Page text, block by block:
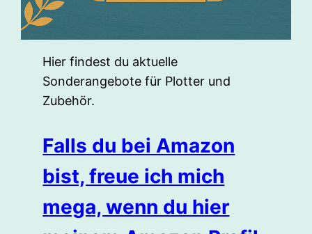
Hier findest du aktuelle
Sonderangebote für Plotter und
Zubehör.
Falls du bei Amazon
bist, freue ich mich
mega, wenn du hier